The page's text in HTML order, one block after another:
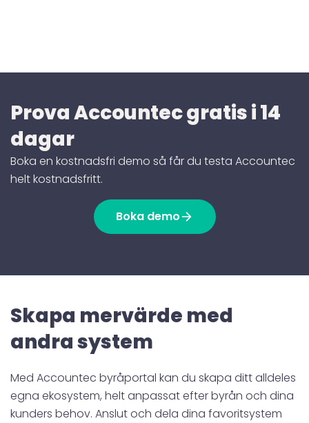
Prova Accountec gratis i 14
dagar
Boka en kostnadsfri demo så får du testa Accountec
helt kostnadsfritt.
Boka demo
Skapa mervärde med
andra system
Med Accountec byråportal kan du skapa ditt alldeles
egna ekosystem, helt anpassat efter byrån och dina
kunders behov. Anslut och dela dina favoritsystem